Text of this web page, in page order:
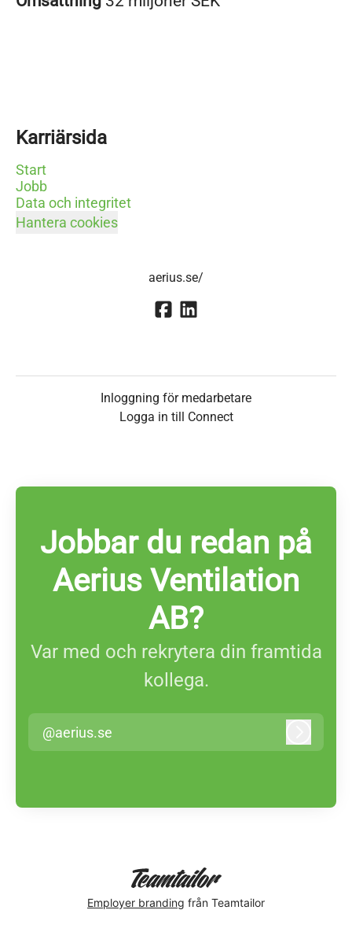
Karriärsida
Start
Jobb
Data och integritet
Hantera cookies
aerius.se/
Inloggning för medarbetare
Logga in till Connect
Jobbar du redan på
Aerius Ventilation
AB?
Var med och rekrytera din framtida
kollega.
@aerius.se
Employer branding från Teamtailor